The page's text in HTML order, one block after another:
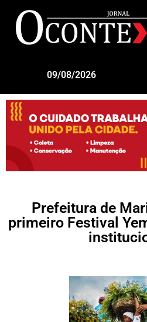
09/08/2026
Prefeitura de
primeiro Festival